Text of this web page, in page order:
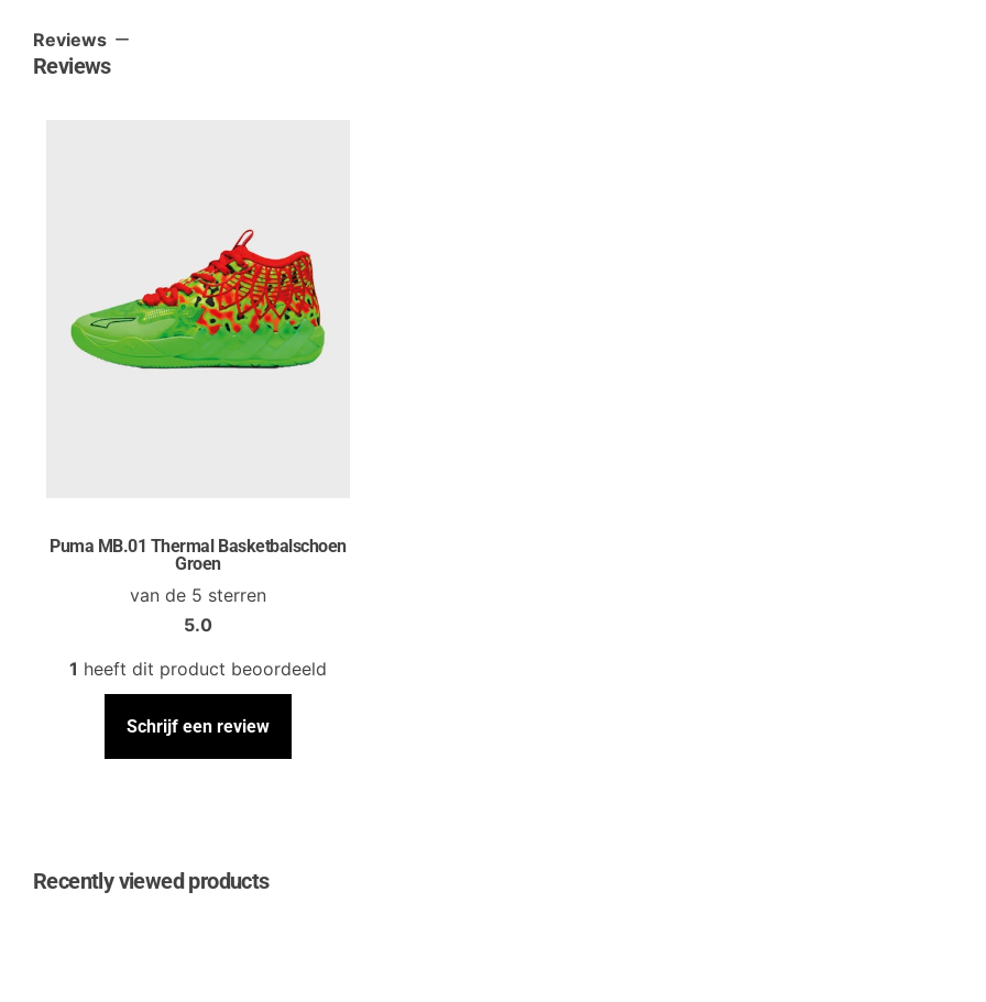
Reviews
Reviews
Puma MB.01 Thermal Basketbalschoen
Groen
5.0
van de 5 sterren
1 heeft dit product beoordeeld
Schrijf een review
Recently viewed products